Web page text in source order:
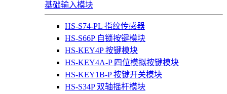
基础输入模块
HS-S74-PL 指纹传感器
HS-S66P 自锁按键模块
HS-KEY4P 按键模块
HS-KEY4A-P 四位模拟按键模块
HS-KEY1B-P 按键开关模块
HS-S34P 双轴摇杆模块